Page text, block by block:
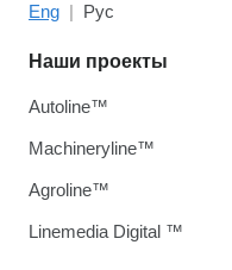
Eng Рус
Наши проекты
Autoline™
Machineryline™
Agroline™
Linemedia Digital ™